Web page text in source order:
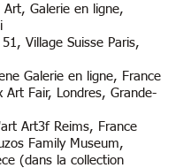
Art, Galerie en ligne,
Village Suisse Paris,
Galerie en ligne, France
Art Fair, Londres, Grande-
Art3f Reims, France
Family Museum,
(dans la collection